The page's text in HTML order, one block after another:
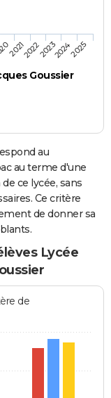
Goussier
20212022202320242025
au
au terme d'une
ce lycée, sans
Ce critère
de donner sa
Lycée
de